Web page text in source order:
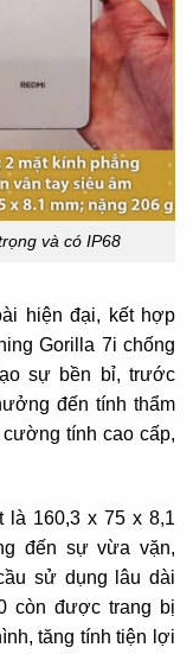
và có IP68
hiện đại, kết hợp
Gorilla 7i chống
sự bền bỉ, trước
đến tính thẩm
tính cao cấp,
160,3 x 75 x 8,1
đến sự vừa vặn,
sử dụng lâu dài
còn được trang bị
tăng tính tiện lợi